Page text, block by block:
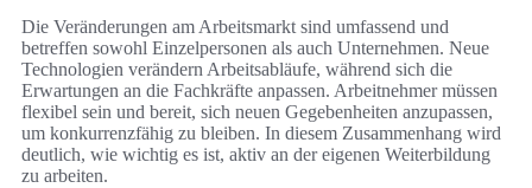
Die Veränderungen am Arbeitsmarkt sind umfassend und
betreffen sowohl Einzelpersonen als auch Unternehmen. Neue
Technologien verändern Arbeitsabläufe, während sich die
Erwartungen an die Fachkräfte anpassen. Arbeitnehmer müssen
flexibel sein und bereit, sich neuen Gegebenheiten anzupassen,
um konkurrenzfähig zu bleiben. In diesem Zusammenhang wird
deutlich, wie wichtig es ist, aktiv an der eigenen Weiterbildung
zu arbeiten.